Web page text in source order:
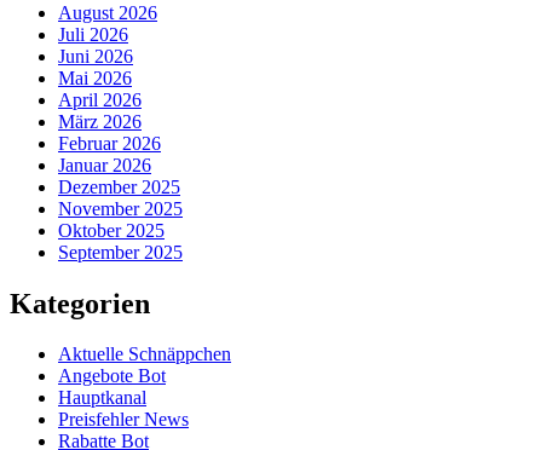
August 2026
Juli 2026
Juni 2026
Mai 2026
April 2026
März 2026
Februar 2026
Januar 2026
Dezember 2025
November 2025
Oktober 2025
September 2025
Kategorien
Aktuelle Schnäppchen
Angebote Bot
Hauptkanal
Preisfehler News
Rabatte Bot